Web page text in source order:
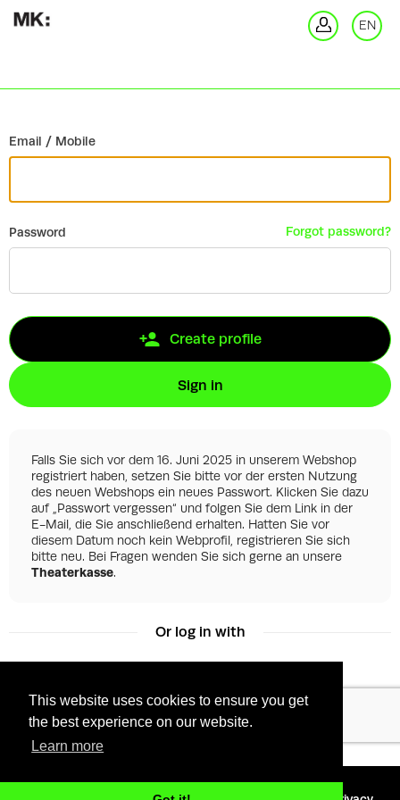
This website uses cookies to ensure you get
the best experience on our website.
Learn more
EN
Email / Mobile
Password Forgot password?
Create profile
Sign in
Falls Sie sich vor dem 16. Juni 2025 in unserem Webshop
registriert haben, setzen Sie bitte vor der ersten Nutzung
des neuen Webshops ein neues Passwort. Klicken Sie dazu
auf „Passwort vergessen“ und folgen Sie dem Link in der
E-Mail, die Sie anschließend erhalten. Hatten Sie vor
diesem Datum noch kein Webprofil, registrieren Sie sich
bitte neu. Bei Fragen wenden Sie sich gerne an unsere
Theaterkasse.
Or log in with
Facebook